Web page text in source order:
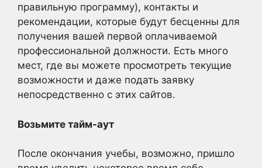
правильную программу), контакты и
рекомендации, которые будут бесценны для
получения вашей первой оплачиваемой
профессиональной должности. Есть много
мест, где вы можете просмотреть текущие
возможности и даже подать заявку
непосредственно с этих сайтов.
Возьмите тайм-аут
После окончания учебы, возможно, пришло